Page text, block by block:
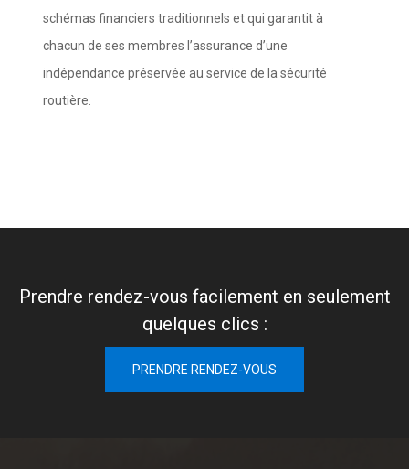
schémas financiers traditionnels et qui garantit à
chacun de ses membres l’assurance d’une
indépendance préservée au service de la sécurité
routière.
Prendre rendez-vous facilement en seulement
quelques clics :
PRENDRE RENDEZ-VOUS